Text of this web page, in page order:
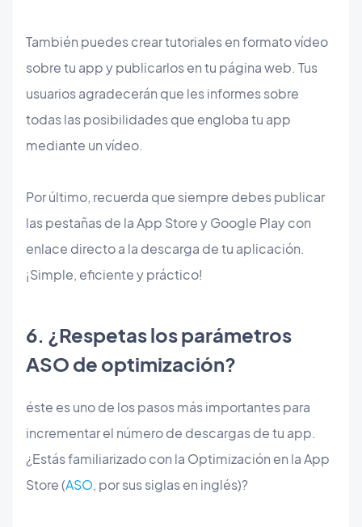
También puedes crear tutoriales en formato vídeo
sobre tu app y publicarlos en tu página web. Tus
usuarios agradecerán que les informes sobre
todas las posibilidades que engloba tu app
mediante un vídeo.
Por último, recuerda que siempre debes publicar
las pestañas de la App Store y Google Play con
enlace directo a la descarga de tu aplicación.
¡Simple, eficiente y práctico!
6. ¿Respetas los parámetros
ASO de optimización?
éste es uno de los pasos más importantes para
incrementar el número de descargas de tu app.
¿Estás familiarizado con la Optimización en la App
Store (ASO, por sus siglas en inglés)?